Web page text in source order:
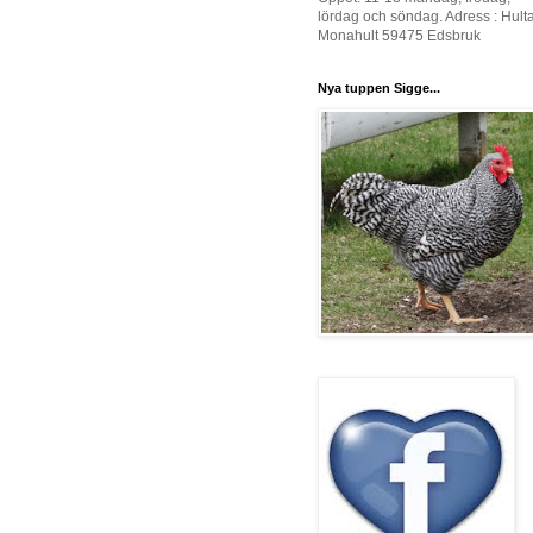
lördag och söndag. Adress :
Monahult 59475 Edsbruk
Nya tuppen Sigge...